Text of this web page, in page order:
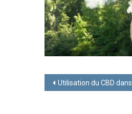
Navigation
Utilisation du CBD dans une cigarette électronique